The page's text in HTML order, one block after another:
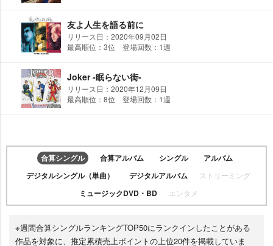
友よ人生を語る前に
リリース日：2020年09月02日
最高順位：3位 登場回数：1週
Joker -眠らない街-
リリース日：2020年12月09日
最高順位：8位 登場回数：1週
合算シングル 合算アルバム シングル
アルバム
デジタルシングル（単曲）
デジタルアルバム ストリーミング
ミュージックDVD・BD エンタメ
※週間合算シングルランキングTOP50にランクインしたことがある
作品を対象に、推定累積売上ポイントの上位20件を掲載していま